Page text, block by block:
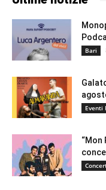
Bari
Eventi
“Mon